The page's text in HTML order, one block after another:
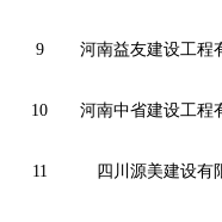
9 河南益友建设工程
10 河南中省建设工程
11 四川源美建设有